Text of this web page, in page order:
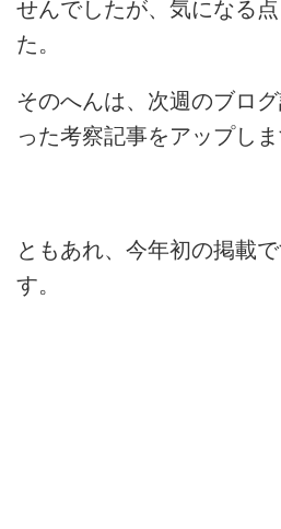
せんでしたが、気になる
た。
そのへんは、次週のブロ
った考察記事をアップしま
ともあれ、今年初の掲載
す。